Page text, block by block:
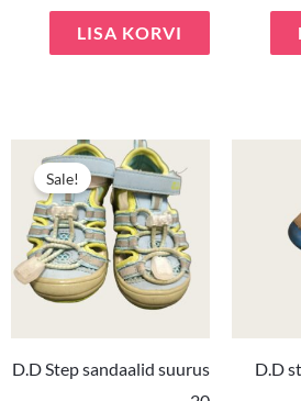
LISA KORVI
Sale!
D.D Step sandaalid suurus
hind
oli:
9,90 €.
D.D